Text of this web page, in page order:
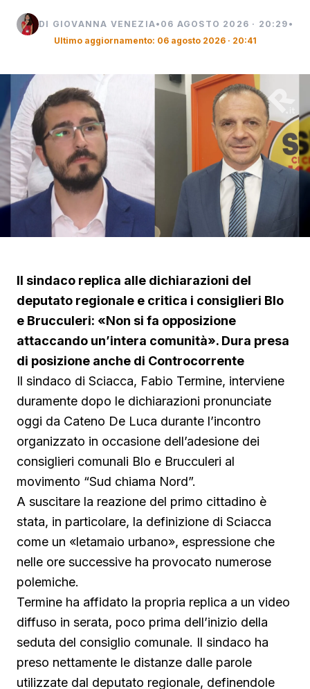
DI GIOVANNA VENEZIA• 06 AGOSTO 2026 · 20:29 •
Ultimo aggiornamento: 06 agosto 2026 · 20:41
Il sindaco replica alle dichiarazioni del
deputato regionale e critica i consiglieri Blo
e Brucculeri: «Non si fa opposizione
attaccando un’intera comunità». Dura presa
di posizione anche di Controcorrente
Il sindaco di Sciacca, Fabio Termine, interviene
duramente dopo le dichiarazioni pronunciate
oggi da Cateno De Luca durante l’incontro
organizzato in occasione dell’adesione dei
consiglieri comunali Blo e Brucculeri al
movimento “Sud chiama Nord”.
A suscitare la reazione del primo cittadino è
stata, in particolare, la definizione di Sciacca
come un «letamaio urbano», espressione che
nelle ore successive ha provocato numerose
polemiche.
Termine ha affidato la propria replica a un video
diffuso in serata, poco prima dell’inizio della
seduta del consiglio comunale. Il sindaco ha
preso nettamente le distanze dalle parole
utilizzate dal deputato regionale, definendole